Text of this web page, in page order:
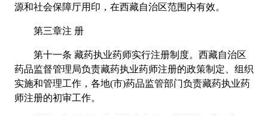
源和社会保障厅用印，在西藏自治区范围内有效。
第三章注 册
第十一条 藏药执业药师实行注册制度。西藏自治区
药品监督管理局负责藏药执业药师注册的政策制定、组织
实施和管理工作，各地(市)药品监管部门负责藏药执业药
师注册的初审工作。